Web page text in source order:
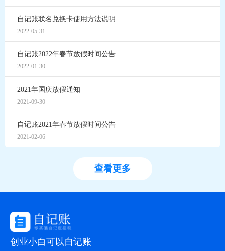
自记账联名兑换卡使用方法说明
2022-05-31
自记账2022年春节放假时间公告
2022-01-30
2021年国庆放假通知
2021-09-30
自记账2021年春节放假时间公告
2021-02-06
查看更多
创业小白可以自记账